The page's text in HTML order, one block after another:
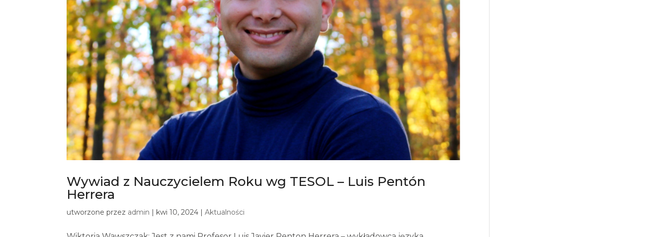
Wywiad z Nauczycielem Roku wg TESOL – Luis Pentón
Herrera
utworzone przez admin | kwi 10, 2024 |Aktualności